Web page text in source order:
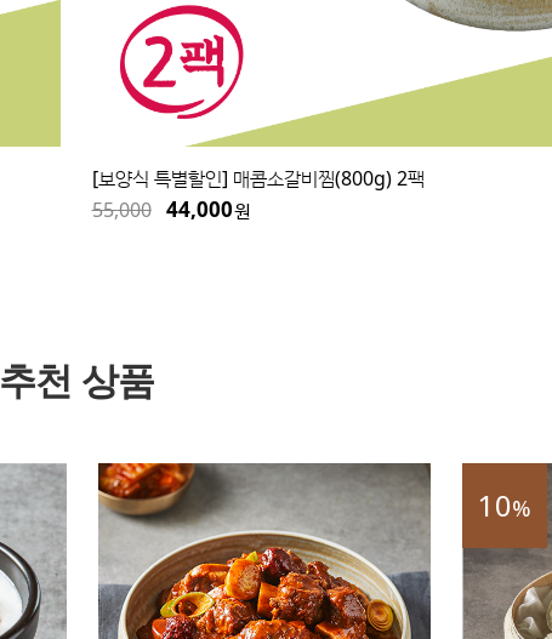
[보양식 특별할인] 매콤소갈비찜(800g) 2팩
55,000 44,000원
추천 상품
10%